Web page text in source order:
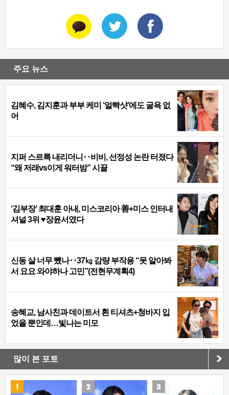
주요 뉴스
김혜수, 김지훈과 부부 케미 ‘얼빡샷’에도 굴욕 없
어
지퍼 스르륵 내리더니‥비비, 선정성 논란 터졌다
“왜 저래vs이게 워터밤” 시끌
‘김부장’ 최대훈 아내, 미스코리아 善+미스 인터내
셔널 3위 ♥장윤서였다
신동 살 너무 뺐나‥37㎏ 감량 부작용 “못 알아봐
서 요요 와야하나 고민”(전현무계획4)
송혜교, 남사친과 데이트서 흰 티셔츠+청바지 입
었을 뿐인데…빛나는 미모
많이 본 포토